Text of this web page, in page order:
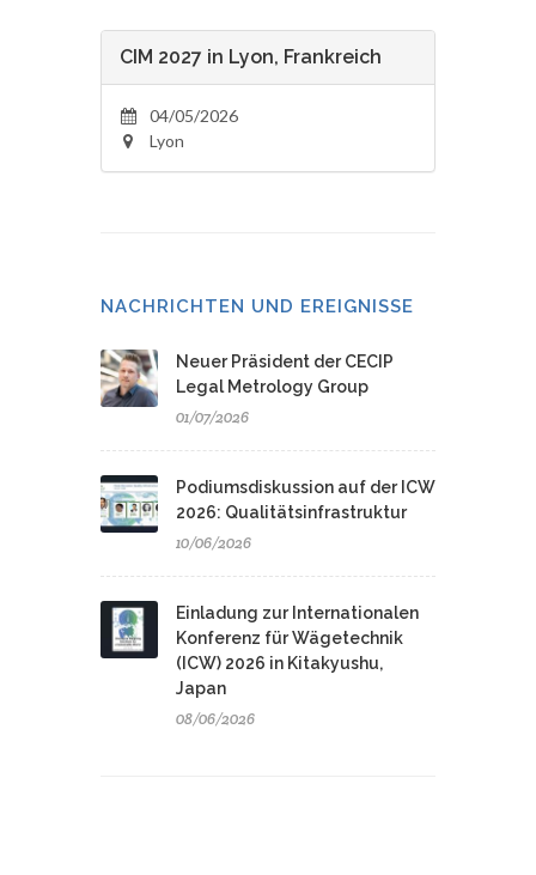
CIM 2027 in Lyon, Frankreich
04/05/2026
Lyon
NACHRICHTEN UND EREIGNISSE
Neuer Präsident der CECIP
Legal Metrology Group
01/07/2026
Podiumsdiskussion auf der ICW
2026: Qualitätsinfrastruktur
10/06/2026
Einladung zur Internationalen
Konferenz für Wägetechnik
(ICW) 2026 in Kitakyushu,
Japan
08/06/2026